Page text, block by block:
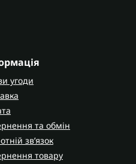
угоди
та обмін
зв’язок
товару